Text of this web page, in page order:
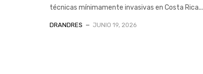
técnicas mínimamente invasivas en Costa Rica...
DRANDRES JUNIO 19, 2026